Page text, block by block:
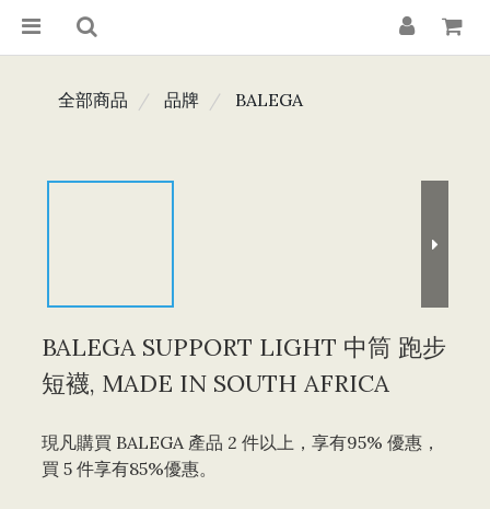
全部商品 品牌 BALEGA
BALEGA SUPPORT LIGHT 中筒 跑步
短襪, MADE IN SOUTH AFRICA
現凡購買 BALEGA 產品 2 件以上，享有95% 優惠，
買 5 件享有85%優惠。